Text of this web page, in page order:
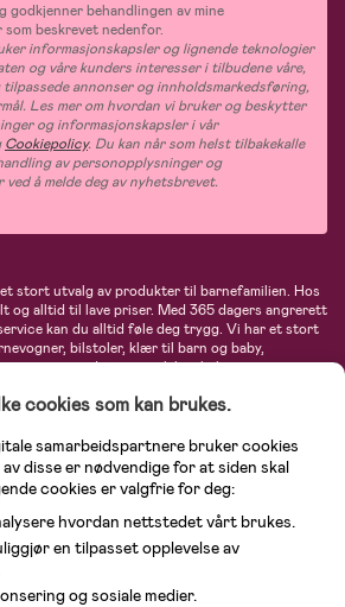
godkjenner behandlingen av mine
beskrevet nedenfor.
informasjonskapsler og lignende teknologier
og våre kunders interesser i tilbudene våre,
annonser og innholdsmarkedsføring,
Les mer om hvordan vi bruker og beskytter
og informasjonskapsler i vår
Cookiepolicy. Du kan når som helst tilbakekalle
av personopplysninger og
å melde deg av nyhetsbrevet.
stort utvalg av produkter til barnefamilien. Hos
og alltid til lave priser. Med 365 dagers angrerett
kan du alltid føle deg trygg. Vi har et stort
bilstoler, klær til barn og baby,
inspirerende interiør, leker, babyustyr og mye
Didriksons, KidKraft, Ergobaby, Philips
og baby!
cookies som kan brukes.
samarbeidspartnere bruker cookies
disse er nødvendige for at siden skal
cookies er valgfrie for deg:
hvordan nettstedet vårt brukes.
en tilpasset opplevelse av
og sosiale medier.